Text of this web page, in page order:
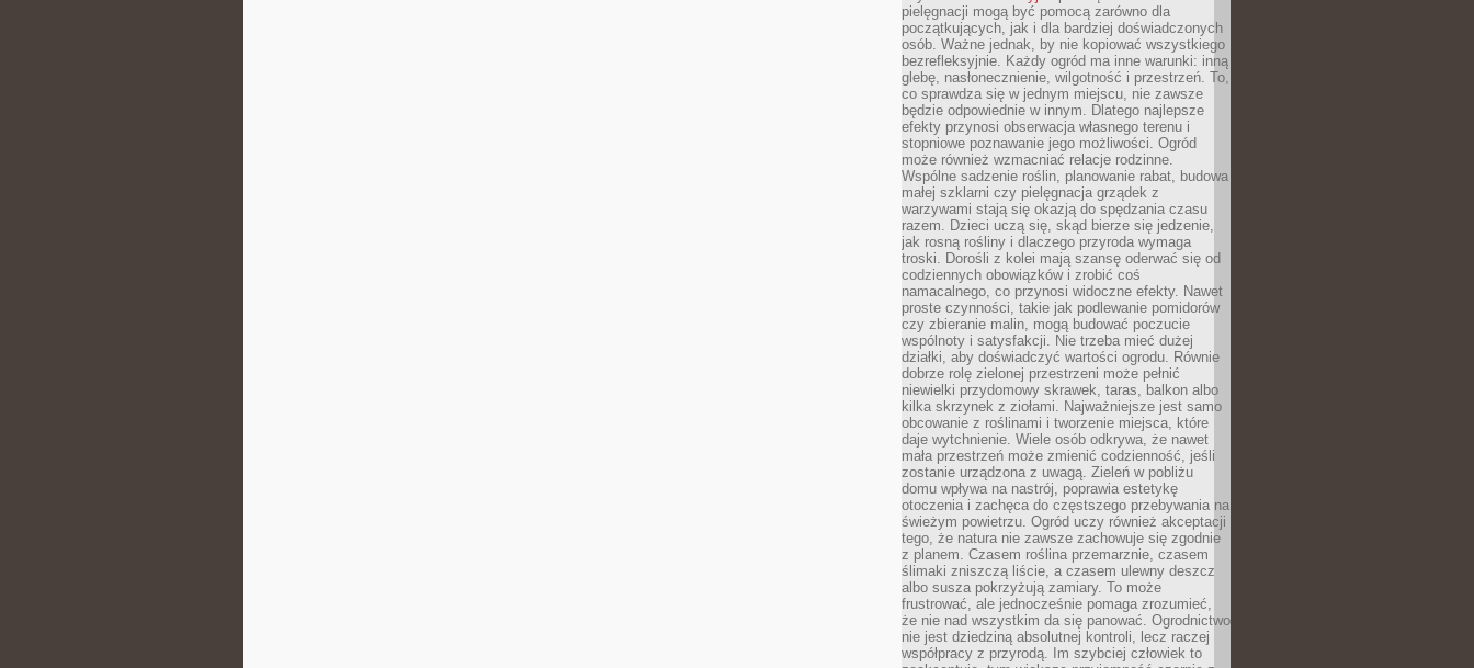
pielęgnacji mogą być pomocą zarówno dla
początkujących, jak i dla bardziej doświadczonych
osób. Ważne jednak, by nie kopiować wszystkiego
bezrefleksyjnie. Każdy ogród ma inne warunki: inną
glebę, nasłonecznienie, wilgotność i przestrzeń. To,
co sprawdza się w jednym miejscu, nie zawsze
będzie odpowiednie w innym. Dlatego najlepsze
efekty przynosi obserwacja własnego terenu i
stopniowe poznawanie jego możliwości. Ogród
może również wzmacniać relacje rodzinne.
Wspólne sadzenie roślin, planowanie rabat, budowa
małej szklarni czy pielęgnacja grządek z
warzywami stają się okazją do spędzania czasu
razem. Dzieci uczą się, skąd bierze się jedzenie,
jak rosną rośliny i dlaczego przyroda wymaga
troski. Dorośli z kolei mają szansę oderwać się od
codziennych obowiązków i zrobić coś
namacalnego, co przynosi widoczne efekty. Nawet
proste czynności, takie jak podlewanie pomidorów
czy zbieranie malin, mogą budować poczucie
wspólnoty i satysfakcji. Nie trzeba mieć dużej
działki, aby doświadczyć wartości ogrodu. Równie
dobrze rolę zielonej przestrzeni może pełnić
niewielki przydomowy skrawek, taras, balkon albo
kilka skrzynek z ziołami. Najważniejsze jest samo
obcowanie z roślinami i tworzenie miejsca, które
daje wytchnienie. Wiele osób odkrywa, że nawet
mała przestrzeń może zmienić codzienność, jeśli
zostanie urządzona z uwagą. Zieleń w pobliżu
domu wpływa na nastrój, poprawia estetykę
otoczenia i zachęca do częstszego przebywania na
świeżym powietrzu. Ogród uczy również akceptacji
tego, że natura nie zawsze zachowuje się zgodnie
z planem. Czasem roślina przemarznie, czasem
ślimaki zniszczą liście, a czasem ulewny deszcz
albo susza pokrzyżują zamiary. To może
frustrować, ale jednocześnie pomaga zrozumieć,
że nie nad wszystkim da się panować. Ogrodnictwo
nie jest dziedziną absolutnej kontroli, lecz raczej
współpracy z przyrodą. Im szybciej człowiek to